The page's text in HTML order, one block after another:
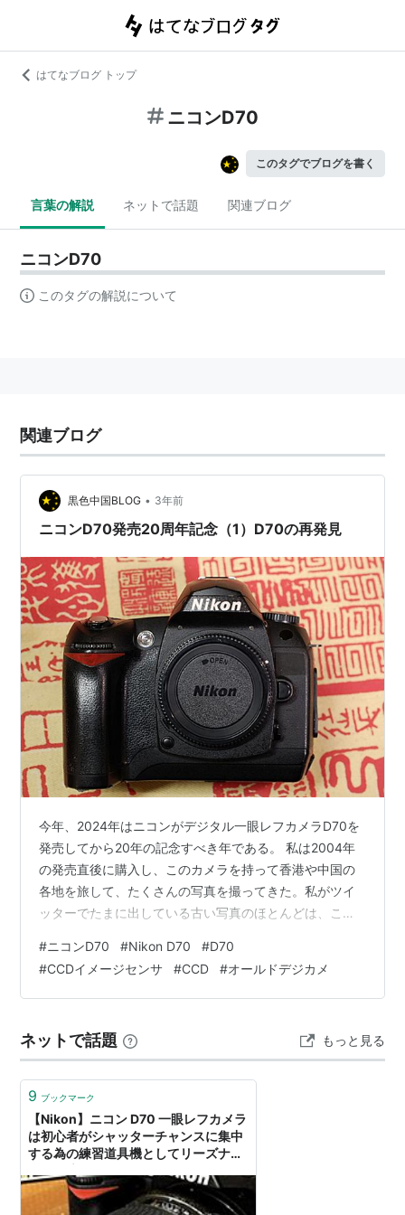
はてなブログ トップ
ニコンD70
このタグでブログを書く
言葉の解説 ネットで話題 関連ブログ
ニコンD70
このタグの解説について
関連ブログ
黒色中国BLOG • 3年前
ニコンD70発売20周年記念（1）D70の再発見
今年、2024年はニコンがデジタル一眼レフカメラD70を
発売してから20年の記念すべき年である。 私は2004年
の発売直後に購入し、このカメラを持って香港や中国の
各地を旅して、たくさんの写真を撮ってきた。私がツイ
ッターでたまに出している古い写真のほとんどは、この
て、私と苦楽を共にした思い出深いカメラなので、手放
すには忍びなく、2度の修理を経て、近年は防湿庫の奥に
眠らせていた。 ただ、去年ふとしたキッカケで、このカ
で調べてみると、D70を今も愛用する人は予想外に多か
った。ニコンはこのカメラの修…
#ニコンD70 #Nikon D70 #D70
#CCDイメージセンサ #CCD #オールドデジカメ
ネットで話題 もっと見る
9 ブックマーク
【Nikon】ニコン D70 一眼レフカメラ
は初心者がシャッターチャンスに集中
する為の練習道具機としてリーズナブ
リッド